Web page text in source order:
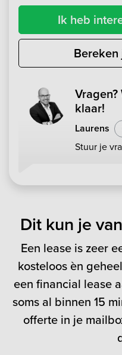
Ik heb
klaar!
Laurens
Stuur je
Dit kun je
Een lease is zeer
kosteloos èn
een financial lease
soms al binnen 15
offerte in je